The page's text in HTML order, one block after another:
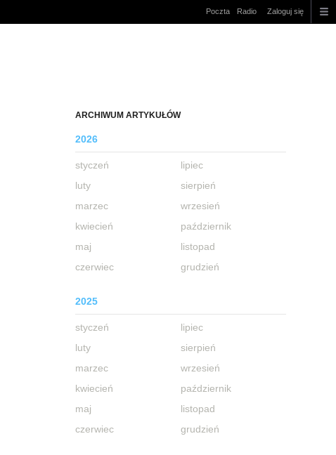
Poczta Radio Zaloguj się
ARCHIWUM ARTYKUŁÓW
2026
styczeń
luty
marzec
kwiecień
maj
czerwiec
lipiec
sierpień
wrzesień
październik
listopad
grudzień
2025
styczeń
luty
marzec
kwiecień
maj
czerwiec
lipiec
sierpień
wrzesień
październik
listopad
grudzień